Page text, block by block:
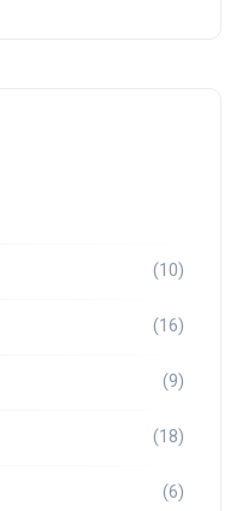
(10)
(16)
(9)
(18)
(6)